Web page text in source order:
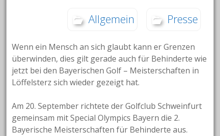
Allgemein Presse
Wenn ein Mensch an sich glaubt kann er Grenzen
überwinden, dies gilt gerade auch für Behinderte wie
jetzt bei den Bayerischen Golf – Meisterschaften in
Löffelsterz sich wieder gezeigt hat.
Am 20. September richtete der Golfclub Schweinfurt
gemeinsam mit Special Olympics Bayern die 2.
Bayerische Meisterschaften für Behinderte aus.